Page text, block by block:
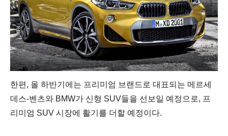
한편 , 올 하반기에는 프리미엄 브랜드로 대표되는 메르세
데스-벤츠와 BMW가 신형 SUV들을 선보일 예정으로, 프
리미엄 SUV 시장에 활기를 더할 예정이다.